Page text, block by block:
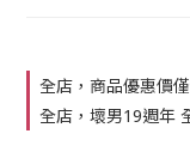
全店，商品優惠價
全店，壞男19週年